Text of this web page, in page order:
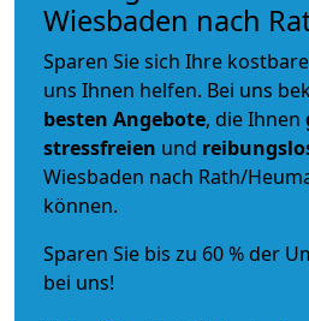
Wiesbaden nach
Sparen Sie sich Ihre
uns Ihnen helfen. Bei uns
besten Angebote, die Ihnen
stressfreien und
Wiesbaden nach Rath/
können.
Sparen Sie bis zu 60 % der
bei uns!